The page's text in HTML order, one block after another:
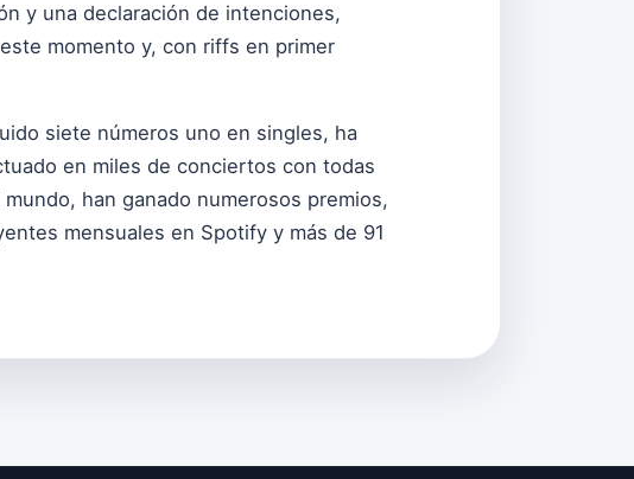
y una declaración de intenciones,
momento y, con riffs en primer
siete números uno en singles, ha
en miles de conciertos con todas
han ganado numerosos premios,
mensuales en Spotify y más de 91